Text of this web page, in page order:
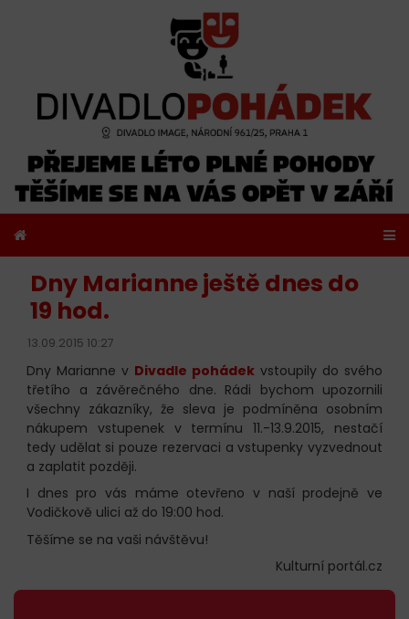
Dny Marianne ještě dnes do
19 hod.
13.09.2015 10:27
Dny Marianne v Divadle pohádek vstoupily do svého
třetího a závěrečného dne. Rádi bychom upozornili
všechny zákazníky, že sleva je podmíněna osobním
nákupem vstupenek v termínu 11.-13.9.2015, nestačí
tedy udělat si pouze rezervaci a vstupenky vyzvednout
a zaplatit později.
I dnes pro vás máme otevřeno v naší prodejně ve
Vodičkově ulici až do 19:00 hod.
Těšíme se na vaši návštěvu!
Kulturní portál.cz